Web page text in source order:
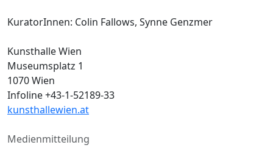
KuratorInnen: Colin Fallows, Synne Genzmer
Kunsthalle Wien
Museumsplatz 1
1070 Wien
Infoline +43-1-52189-33
kunsthallewien.at
Medienmitteilung